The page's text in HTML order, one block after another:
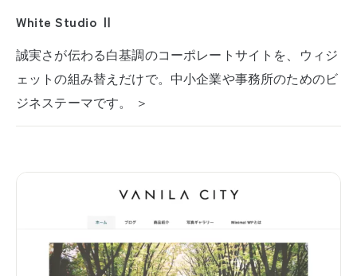
White Studio Ⅱ
誠実さが伝わる白基調のコーポレートサイトを、ウィジ
ェットの組み替えだけで。中小企業や事務所のためのビ
ジネステーマです。 ＞